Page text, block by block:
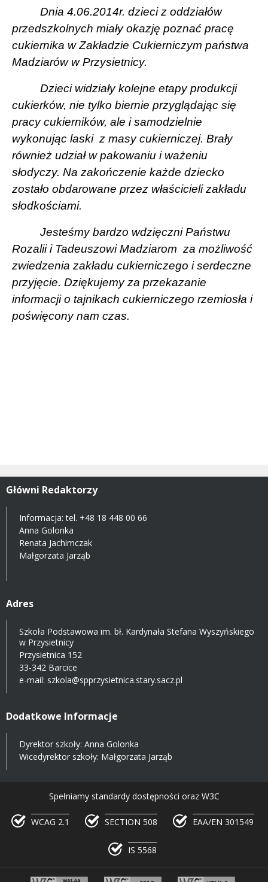
Dnia 4.06.2014r. dzieci z oddziałów
przedszkolnych miały okazję poznać pracę
cukiernika w Zakładzie Cukierniczym państwa
Madziarów w Przysietnicy.
Dzieci widziały kolejne etapy produkcji
cukierków, nie tylko biernie przyglądając się
pracy cukierników, ale i samodzielnie
wykonując laski z masy cukierniczej. Brały
również udział w pakowaniu i ważeniu
słodyczy. Na zakończenie każde dziecko
zostało obdarowane przez właścicieli zakładu
słodkościami.
Jesteśmy bardzo wdzięczni Państwu
Rozalii i Tadeuszowi Madziarom za możliwość
zwiedzenia zakładu cukierniczego i serdeczne
przyjęcie. Dziękujemy za przekazanie
informacji o tajnikach cukierniczego rzemiosła i
poświęcony nam czas.
Główni Redaktorzy
Informacja: tel. +48 18 448 00 66
Anna Golonka
Renata Jachimczak
Małgorzata Jarząb
Adres
Szkoła Podstawowa im. bł. Kardynała Stefana Wyszyńskiego
w Przysietnicy
Przysietnica 152
33-342 Barcice
e-mail: szkola@spprzysietnica.stary.sacz.pl
Dodatkowe Informacje
Dyrektor szkoły: Anna Golonka
Wicedyrektor szkoły: Małgorzata Jarząb
Spełniamy standardy dostępności oraz W3C
WCAG 2.1 SECTION 508 EAA/EN 301549
IS 5568